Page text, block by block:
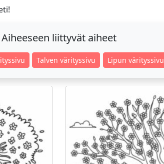
Aiheeseen liittyvät aiheet
Talven värityssivu Lipun värityssivu